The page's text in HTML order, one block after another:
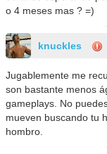
o 4 meses mas ? =)
knuckles
Jugablemente me
son bastante menos
gameplays. No
mueven buscando tu
hombro.